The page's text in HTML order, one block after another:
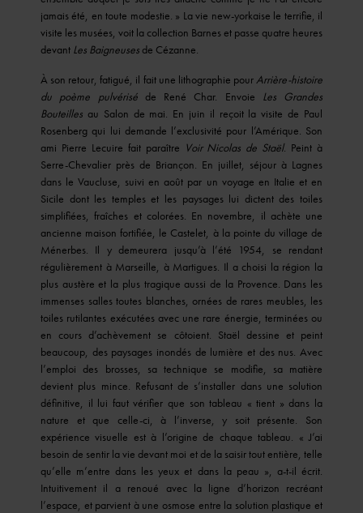
jamais été, en toute modestie. » La vie new-yorkaise le terrifie, il
visite les musées, voit la collection Barnes et passe quatre heures
devant Les Baigneuses de Cézanne.
À son retour, fatigué, il fait une lithographie pour Arrière-histoire
du poème pulvériséde René Char. Envoie Les
Grandes
Bouteilles au Salon de mai. En juin il reçoit la visite de Paul
Rosenberg qui lui demande l’exclusivité pour l’Amérique. Son
ami Pierre Lecuire fait paraître Voir Nicolas de Staël. Peint à
Serre-Chevalier près de Briançon. En juillet, séjour à Lagnes
dans le Vaucluse, suivi en août par un voyage en Italie et en
Sicile dont les temples et les paysages lui dictent des toiles
simplifiées, fraîches et colorées. En novembre, il achète une
ancienne maison fortifiée, le Castelet, à la pointe du village de
Ménerbes. Il y demeurera jusqu’à l’été 1954, se rendant
régulièrement à Marseille, à Martigues. Il a choisi la région la
plus austère et la plus tragique aussi de la Provence. Dans les
immenses salles toutes blanches, ornées de rares meubles, les
toiles rutilantes exécutées avec une rare énergie, terminées ou
en cours d’achèvement se côtoient. Staël dessine et peint
beaucoup, des paysages inondés de lumière et des nus. Avec
l’emploi des brosses, sa technique se modifie, sa matière
devient plus mince. Refusant de s’installer dans une solution
définitive, il lui faut vérifier que son tableau « tient » dans la
nature et que celle-ci, à l’inverse, y soit présente. Son
expérience visuelle est à l’origine de chaque tableau. « J’ai
besoin de sentir la vie devant moi et de la saisir tout entière, telle
qu’elle m’entre dans les yeux et dans la peau », a-t-il écrit.
Intuitivement il a renoué avec la ligne d’horizon recréant
l’espace, et parvient à une osmose entre la solution plastique et